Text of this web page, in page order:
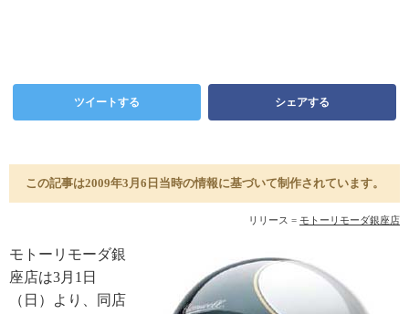
ツイートする シェアする
この記事は2009年3月6日当時の情報に基づいて制作されています。
リリース = モトーリモーダ銀座店
モトーリモーダ銀
座店は3月1日
（日）より、同店